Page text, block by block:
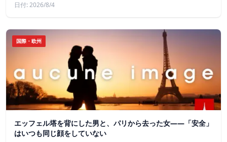
日付: 2026/8/4
国際・欧州
エッフェル塔を背にした男と、パリから去った女——「安全」
はいつも同じ顔をしていない